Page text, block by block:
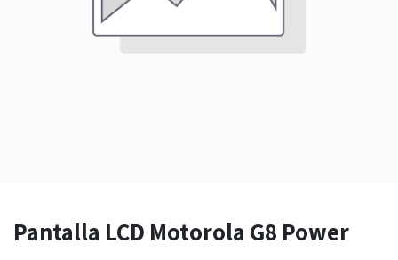
Pantalla LCD Motorola G8 Power